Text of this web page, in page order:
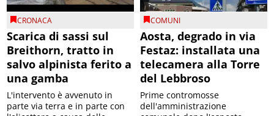
CRONACA
Scarica di sassi sul
Breithorn, tratto in
salvo alpinista ferito a
una gamba
L'intervento è avvenuto in
parte via terra e in parte con
COMUNI
Aosta, degrado in via
Festaz: installata una
telecamera alla Torre
del Lebbroso
Prime contromosse
dell'amministrazione